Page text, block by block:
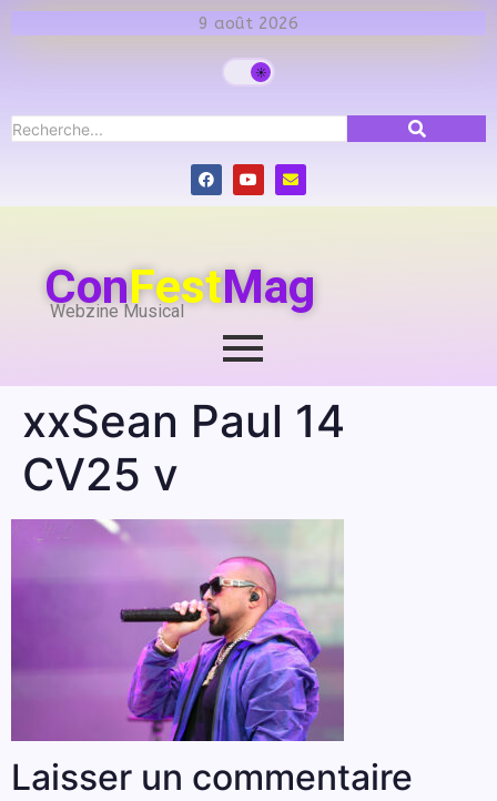
9 août 2026
ConFestMag
Webzine Musical
xxSean Paul 14
CV25 v
Laisser un commentaire